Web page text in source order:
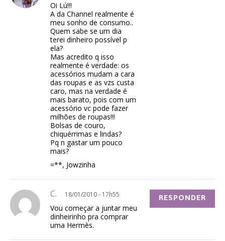
Oi Lú!!!
A da Channel realmente é
meu sonho de consumo..
Quem sabe se um dia
terei dinheiro possível p
ela?
Mas acredito q isso
realmente é verdade: os
acessórios mudam a cara
das roupas e as vzs custa
caro, mas na verdade é
mais barato, pois com um
acessório vc pode fazer
milhões de roupas!!!
Bolsas de couro,
chiquérrimas e lindas?
Pq n gastar um pouco
mais?
=**, Jowzinha
C. 18/01/2010 - 17h55
Vou começar a juntar meu
dinheirinho pra comprar
uma Hermès.
RESPONDER